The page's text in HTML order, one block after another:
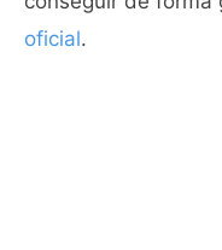
oficial.